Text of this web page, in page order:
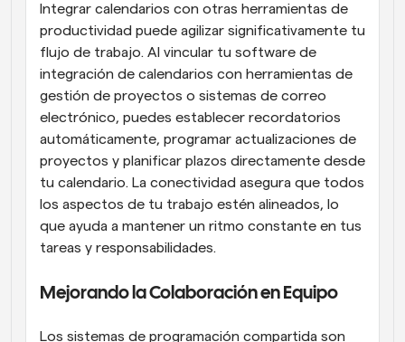
Integrar calendarios con otras herramientas de
productividad puede agilizar significativamente tu
flujo de trabajo. Al vincular tu software de
integración de calendarios con herramientas de
gestión de proyectos o sistemas de correo
electrónico, puedes establecer recordatorios
automáticamente, programar actualizaciones de
proyectos y planificar plazos directamente desde
tu calendario. La conectividad asegura que todos
los aspectos de tu trabajo estén alineados, lo
que ayuda a mantener un ritmo constante en tus
tareas y responsabilidades.
Mejorando la Colaboración en Equipo
Los sistemas de programación compartida son